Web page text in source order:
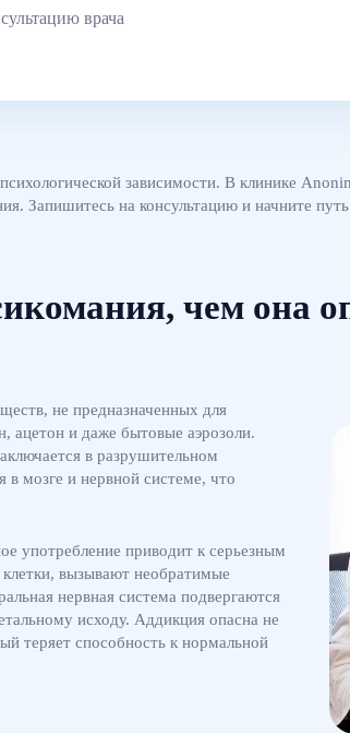
врача
зависимости. В клинике
Запишитесь на консультацию и начните
чем она
не предназначенных для
ацетон и даже бытовые аэрозоли.
в разрушительном
в мозге и нервной системе, что
употребление приводит к серьезным
вызывают необратимые
нервная система подвергаются
исходу. Аддикция опасна не
теряет способность к нормальной